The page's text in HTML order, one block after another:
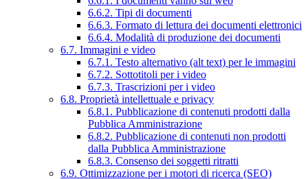
6.6.2. Tipi di documenti
6.6.3. Formato di lettura dei documenti elettronici
6.6.4. Modalità di produzione dei documenti
6.7. Immagini e video
6.7.1. Testo alternativo (alt text) per le immagini
6.7.2. Sottotitoli per i video
6.7.3. Trascrizioni per i video
6.8. Proprietà intellettuale e privacy
6.8.1. Pubblicazione di contenuti prodotti dalla
Pubblica Amministrazione
6.8.2. Pubblicazione di contenuti non prodotti
dalla Pubblica Amministrazione
6.8.3. Consenso dei soggetti ritratti
6.9. Ottimizzazione per i motori di ricerca (SEO)